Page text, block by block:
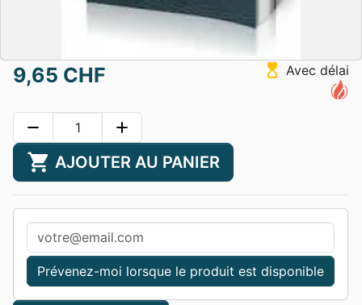
9,65 CHF hourglass_top Avec délai
remove add
shopping_cart AJOUTER AU PANIER
Prévenez-moi lorsque le produit est disponible